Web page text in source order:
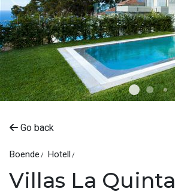
Go back
Boende Hotell
Villas La Quinta